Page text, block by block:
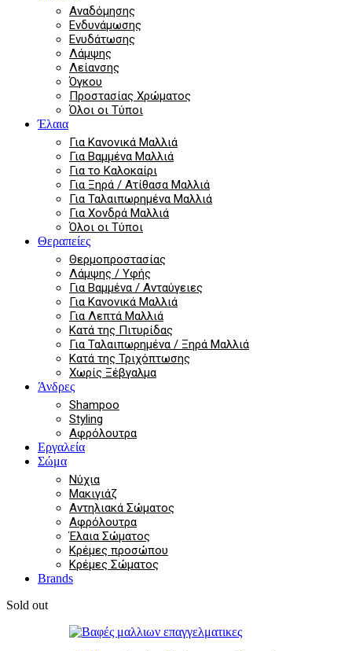
Αναδόμησης
Ενδυνάμωσης
Ενυδάτωσης
Λάμψης
Λείανσης
Όγκου
Προστασίας Χρώματος
Όλοι οι Τύποι
Έλαια
Για Κανονικά Μαλλιά
Για Βαμμένα Μαλλιά
Για το Καλοκαίρι
Για Ξηρά / Ατίθασα Μαλλιά
Για Ταλαιπωρημένα Μαλλιά
Για Χονδρά Μαλλιά
Όλοι οι Τύποι
Θεραπείες
Θερμοπροστασίας
Λάμψης / Υφής
Για Βαμμένα / Ανταύγειες
Για Κανονικά Μαλλιά
Για Λεπτά Μαλλιά
Κατά της Πιτυρίδας
Για Ταλαιπωρημένα / Ξηρά Μαλλιά
Κατά της Τριχόπτωσης
Χωρίς Ξέβγαλμα
Άνδρες
Shampoo
Styling
Αφρόλουτρα
Εργαλεία
Σώμα
Νύχια
Μακιγιάζ
Αντηλιακά Σώματος
Αφρόλουτρα
Έλαια Σώματος
Κρέμες προσώπου
Κρέμες Σώματος
Brands
Sold out